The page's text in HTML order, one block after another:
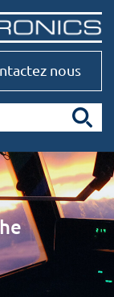
nous